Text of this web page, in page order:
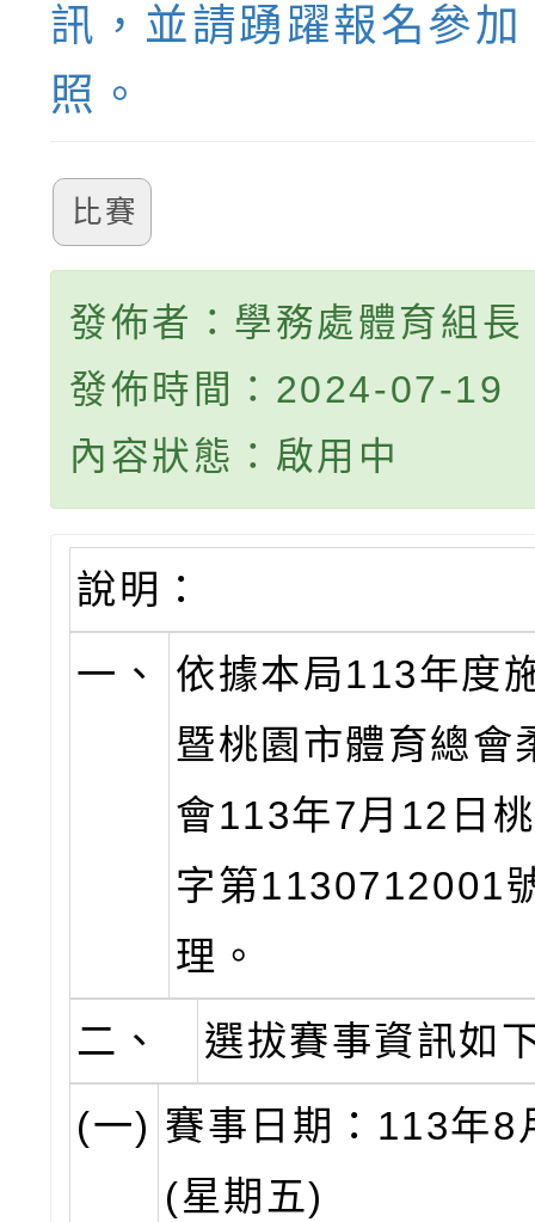
訊，並請踴躍報名參
照。
比賽
發佈者：學務處體育組長
發佈時間：2024-07-19
內容狀態：啟用中
說明：
一、
依據本局113年度
暨桃園市體育總會
會113年7月12日
字第1130712001
理。
二、
選拔賽事資訊如
(一) 賽事日期：113年8
(星期五)